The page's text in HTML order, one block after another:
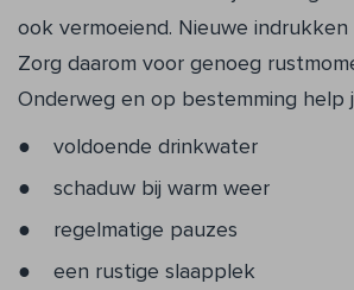
ook vermoeiend. Nieuwe
Zorg daarom voor genoeg
Onderweg en op bestemming help
voldoende drinkwater
schaduw bij warm weer
regelmatige pauzes
een rustige slaapplek